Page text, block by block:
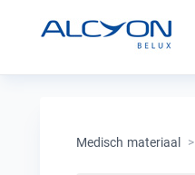
Medisch materiaal >